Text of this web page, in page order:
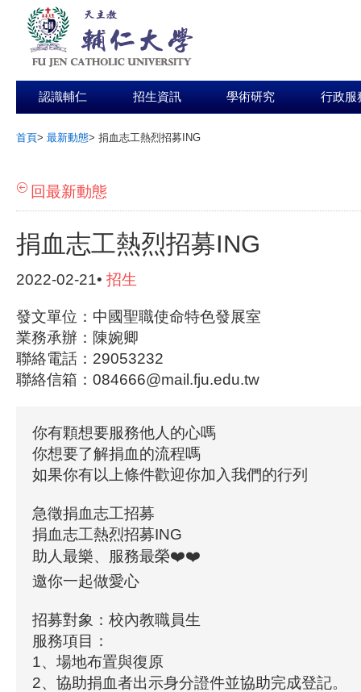
認識輔仁 招生資訊 學術研究 行政服
首頁> 最新動態> 捐血志工熱烈招募ING
回最新動態
捐血志工熱烈招募ING
2022-02-21• 招生
發文單位：中國聖職使命特色發展室
業務承辦：陳婉卿
聯絡電話：29053232
聯絡信箱：084666@mail.fju.edu.tw
你有顆想要服務他人的心嗎
你想要了解捐血的流程嗎
如果你有以上條件歡迎你加入我們的行列
急徵捐血志工招募
捐血志工熱烈招募ING
助人最樂、服務最榮❤️❤️
邀你一起做愛心
招募對象：校內教職員生
服務項目：
1、場地布置與復原
2、協助捐血者出示身分證件並協助完成登記。